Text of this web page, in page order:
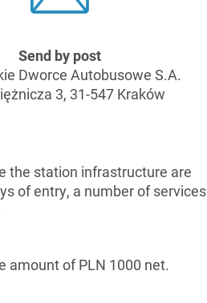
Send by post
Dworce Autobusowe S.A.
3, 31-547 Kraków
the station infrastructure are
of entry, a number of services
amount of PLN 1000 net.